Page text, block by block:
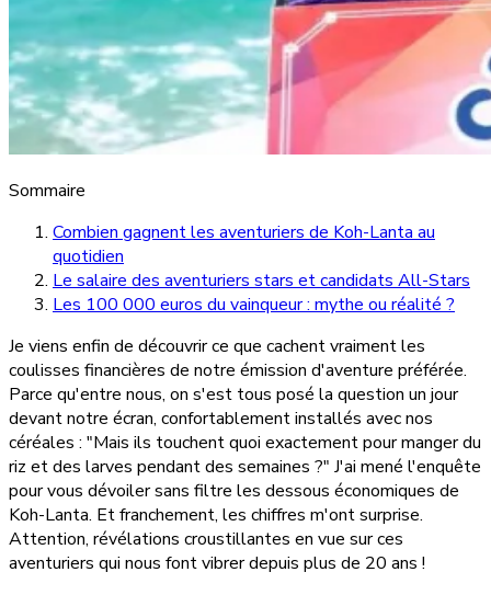
Sommaire
Combien gagnent les aventuriers de Koh-Lanta au
quotidien
Le salaire des aventuriers stars et candidats All-Stars
Les 100 000 euros du vainqueur : mythe ou réalité ?
Je viens enfin de découvrir ce que cachent vraiment les
coulisses financières de notre émission d'aventure préférée.
Parce qu'entre nous, on s'est tous posé la question un jour
devant notre écran, confortablement installés avec nos
céréales : "Mais ils touchent quoi exactement pour manger du
riz et des larves pendant des semaines ?" J'ai mené l'enquête
pour vous dévoiler sans filtre les dessous économiques de
Koh-Lanta. Et franchement, les chiffres m'ont surprise.
Attention, révélations croustillantes en vue sur ces
aventuriers qui nous font vibrer depuis plus de 20 ans !